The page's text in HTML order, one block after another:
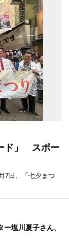
ド」 スポー
7日、「七夕まつ
ー塩川夏子さん、